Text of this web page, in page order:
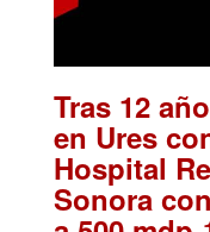
Tras 12
en Ures
Hospital
Sonora